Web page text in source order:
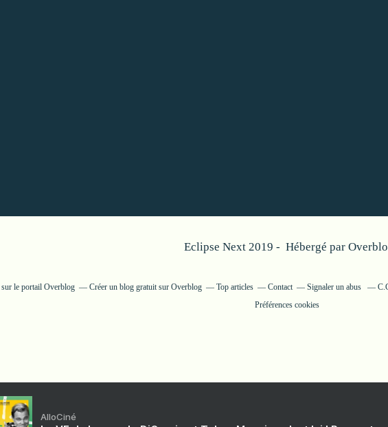
Eclipse Next 2019 - Hébergé par
sur le portail Overblog Créer un blog gratuit sur Overblog Top articles Contact Signaler un abus
Préférences cookies
AlloCiné